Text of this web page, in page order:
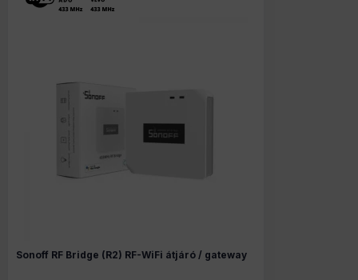
Sonoff RF Bridge (R2) RF-WiFi átjáró / gateway